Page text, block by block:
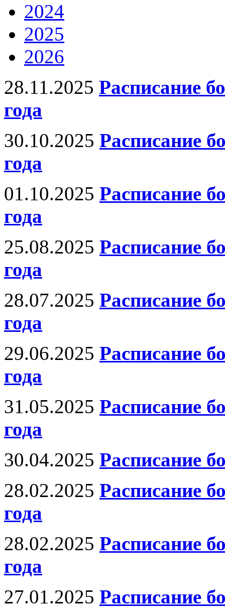
2024
2025
2026
28.11.2025 Расписание
года
30.10.2025 Расписание
года
01.10.2025 Расписание
года
25.08.2025 Расписание
года
28.07.2025 Расписание
года
29.06.2025 Расписание
года
31.05.2025 Расписание
года
30.04.2025 Расписание
28.02.2025 Расписание
года
28.02.2025 Расписание
года
27.01.2025 Расписание